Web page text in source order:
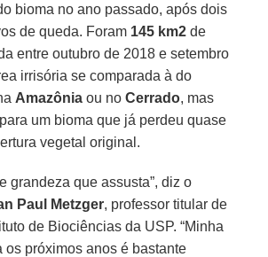
bioma no ano passado, após dois
de queda. Foram 145 km2 de
entre outubro de 2018 e setembro
irrisória se comparada à do
Amazônia ou noCerrado, mas
um bioma que já perdeu quase
vegetal original.
grandeza que assusta”, diz o
Paul Metzger, professor titular de
de Biociências da USP. “Minha
os próximos anos é bastante